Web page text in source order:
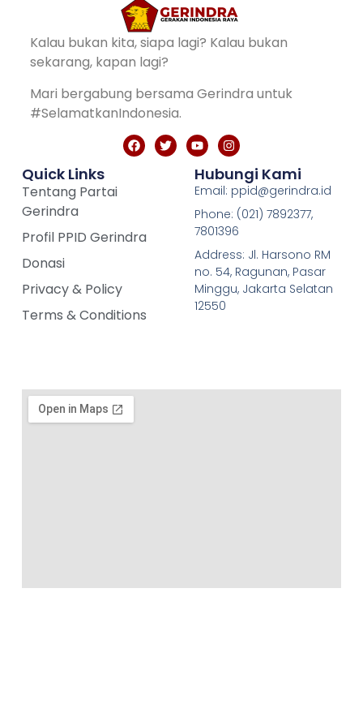
Kalau bukan kita, siapa lagi? Kalau bukan
sekarang, kapan lagi?
Mari bergabung bersama Gerindra untuk
#SelamatkanIndonesia.
Quick Links
Tentang Partai
Gerindra
Profil PPID Gerindra
Donasi
Privacy & Policy
Terms & Conditions
Hubungi Kami
Email: ppid@gerindra.id
Phone: (021) 7892377,
7801396
Address: Jl. Harsono RM
no. 54, Ragunan, Pasar
Minggu, Jakarta Selatan
12550